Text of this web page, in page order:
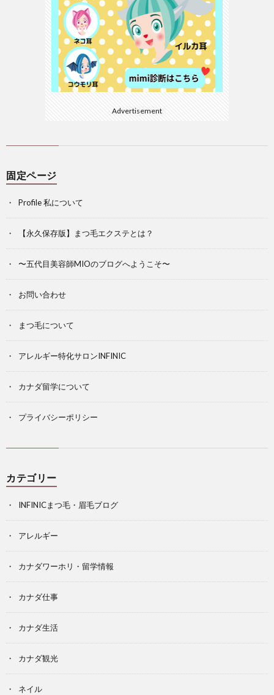
Advertisement
固定ページ
Profile 私について
【永久保存版】まつ毛エクステとは？
〜五代目美容師MIOのブログへようこそ〜
お問い合わせ
まつ毛について
アレルギー特化サロンINFINIC
カナダ留学について
プライバシーポリシー
カテゴリー
INFINICまつ毛・眉毛ブログ
アレルギー
カナダワーホリ・留学情報
カナダ仕事
カナダ生活
カナダ観光
ネイル